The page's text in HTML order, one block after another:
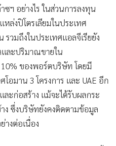
ฯ อย่างไร ในส่วนการลงทุน
ล่งปิโตรเลียมในประเทศ
วมถึงในประเทศแอลจีเรียยัง
ละปริมาณขายใน
ของพอร์ตบริษัท โดยมี
โอมาน 3 โครงการ และ UAE อีก
ละก่อสร้าง แม้จะได้รับผลกระ
ซึ่งบริษัทยังคงติดตามข้อมูล
างต่อเนื่อง